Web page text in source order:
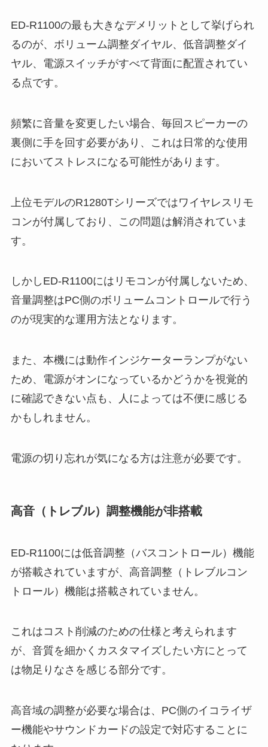
ED-R1100の最も大きなデメリットとして挙げられ
るのが、ボリューム調整ダイヤル、低音調整ダイ
ヤル、電源スイッチがすべて背面に配置されてい
る点です。
頻繁に音量を変更したい場合、毎回スピーカーの
裏側に手を回す必要があり、これは日常的な使用
においてストレスになる可能性があります。
上位モデルのR1280Tシリーズではワイヤレスリモ
コンが付属しており、この問題は解消されていま
す。
しかしED-R1100にはリモコンが付属しないため、
音量調整はPC側のボリュームコントロールで行う
のが現実的な運用方法となります。
また、本機には動作インジケーターランプがない
ため、電源がオンになっているかどうかを視覚的
に確認できない点も、人によっては不便に感じる
かもしれません。
電源の切り忘れが気になる方は注意が必要です。
高音（トレブル）調整機能が非搭載
ED-R1100には低音調整（バスコントロール）機能
が搭載されていますが、高音調整（トレブルコン
トロール）機能は搭載されていません。
これはコスト削減のための仕様と考えられます
が、音質を細かくカスタマイズしたい方にとって
は物足りなさを感じる部分です。
高音域の調整が必要な場合は、PC側のイコライザ
ー機能やサウンドカードの設定で対応することに